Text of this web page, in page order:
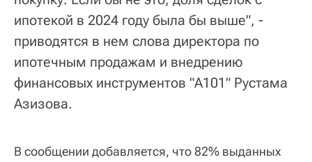
ипотекой в 2024 году была бы выше", -
приводятся в нем слова директора по
ипотечным продажам и внедрению
финансовых инструментов "А101" Рустама
Азизова.
В сообщении добавляется, что 82% выданных